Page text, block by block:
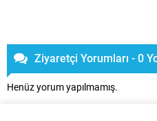
Ziyaretçi Yorumları - 0
Henüz yorum yapılmamış.